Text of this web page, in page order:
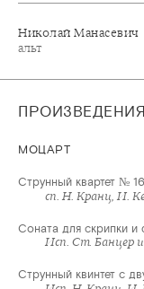
Николай Манасевич
альт
ПРОИЗВЕДЕНИЯ
МОЦАРТ
Струнный квартет №
сп. Н. Кранц, И.
Соната для скрипки
Исп. Ст. Банцер
Струнный квинтет с